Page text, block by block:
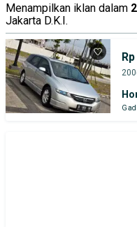
Menampilkan iklan dalam
Jakarta D.K.I.